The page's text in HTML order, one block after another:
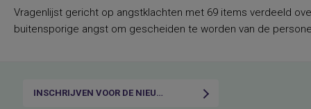
aandachtsproblemen
aandachtstekortstoornis
aanhoudende vermoeidheid, state
aanwezigheid, ernst, differentiëring
(amnestische-, Wernicke- Broca- en
Vragenlijst gericht op angstklachten met 69 items verdeeld
buitensporige angst om gescheiden te worden van de
INSCHRIJVEN VOOR DE NIEUWSBRIEF